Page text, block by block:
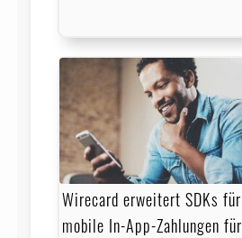
Wirecard erweitert SDKs für
mobile In-App-Zahlungen für